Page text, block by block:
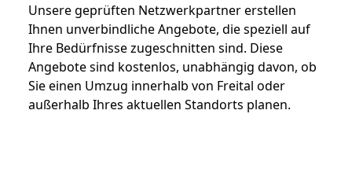
Unsere geprüften Netzwerkpartner erstellen
Ihnen unverbindliche Angebote, die speziell auf
Ihre Bedürfnisse zugeschnitten sind. Diese
Angebote sind kostenlos, unabhängig davon, ob
Sie einen Umzug innerhalb von Freital oder
außerhalb Ihres aktuellen Standorts planen.